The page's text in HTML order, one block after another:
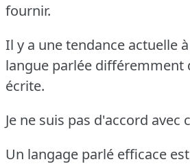
fournir.
Il y a une tendance actuelle
langue parlée différemment
écrite.
Je ne suis pas d'accord avec
Un langage parlé efficace